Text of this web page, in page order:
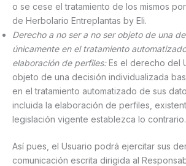
o se cese el tratamiento de los mismos
de Herbolario Entreplantas by Eli.
Derecho a no ser a no ser objeto de una
únicamente en el tratamiento
elaboración de perfiles:Es el derecho del
objeto de una decisión individualizada
en el tratamiento automatizado de sus
incluida la elaboración de perfiles,
legislación vigente establezca lo contrario.
Así pues, el Usuario podrá ejercitar sus
comunicación escrita dirigida al